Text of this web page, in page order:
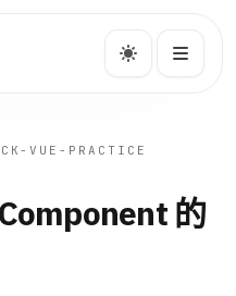
VUE-PRACTICE
的